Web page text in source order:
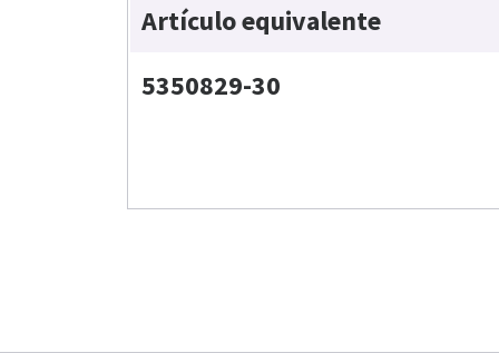
Artículo equivalente
5350829-30